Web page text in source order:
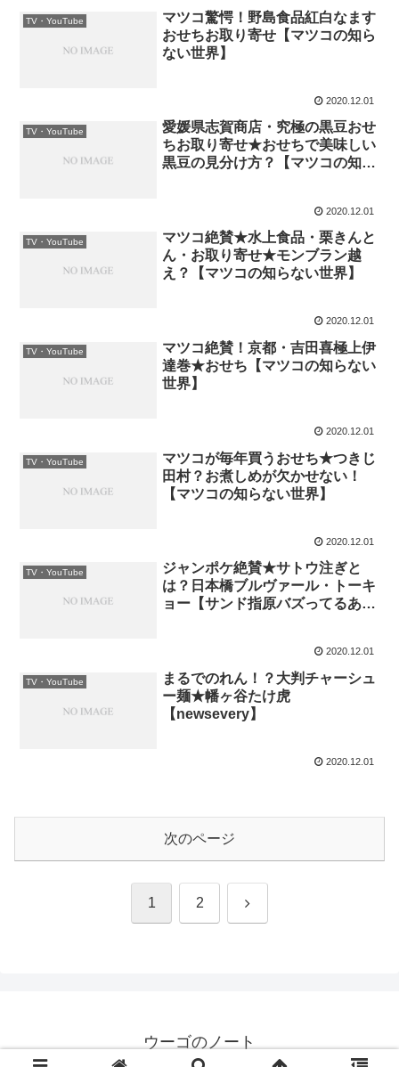
TV・YouTube
マツコ驚愕！野島食品紅白なます
おせちお取り寄せ【マツコの知ら
ない世界】
2020.12.01
TV・YouTube
愛媛県志賀商店・究極の黒豆おせ
ちお取り寄せ★おせちで美味しい
黒豆の見分け方？【マツコの知ら
2020.12.01
TV・YouTube
マツコ絶賛★水上食品・栗きんと
ん・お取り寄せ★モンブラン越
え？【マツコの知らない世界】
2020.12.01
TV・YouTube
マツコ絶賛！京都・吉田喜極上伊
達巻★おせち【マツコの知らない
世界】
2020.12.01
TV・YouTube
マツコが毎年買うおせち★つきじ
田村？お煮しめが欠かせない！
【マツコの知らない世界】
2020.12.01
TV・YouTube
ジャンポケ絶賛★サトウ注ぎと
は？日本橋ブルヴァール・トーキ
ョー【サンド指原バズってるあの
2020.12.01
TV・YouTube
まるでのれん！？大判チャーシュ
ー麺★幡ヶ谷たけ虎
【newsevery】
2020.12.01
次のページ
1 2 次
ウーゴのノート